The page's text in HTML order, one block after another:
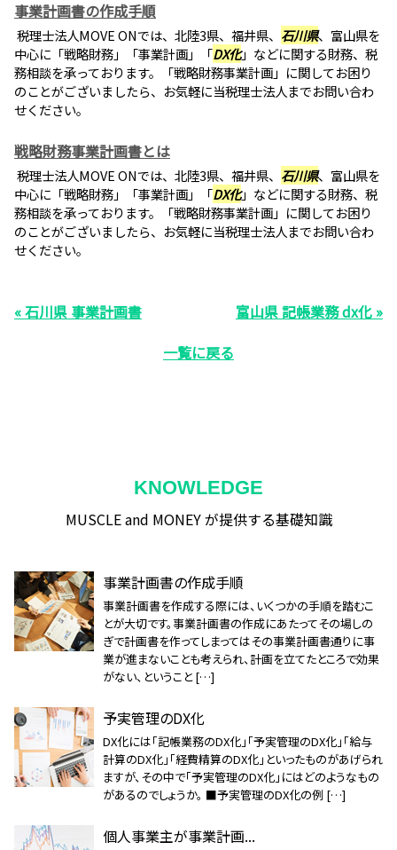
事業計画書の作成手順
税理士法人MOVE ONでは、北陸3県、福井県、 石川県、富山県を
中心に「戦略財務」「事業計画」「DX化」などに関する財務、税
務相談を承っております。「戦略財務事業計画」に関してお困り
のことがございましたら、お気軽に当税理士法人までお問い合わ
せください。
戦略財務事業計画書とは
税理士法人MOVE ONでは、北陸3県、福井県、 石川県、富山県を
中心に「戦略財務」「事業計画」「DX化」などに関する財務、税
務相談を承っております。「戦略財務事業計画」に関してお困り
のことがございましたら、お気軽に当税理士法人までお問い合わ
せください。
« 石川県 事業計画書
富山県 記帳業務 dx化 »
一覧に戻る
KNOWLEDGE
MUSCLE and MONEY が提供する基礎知識
事業計画書の作成手順
事業計画書を作成する際には、いくつかの手順を踏むこ
とが大切です。事業計画書の作成にあたってその場しの
ぎで計画書を作ってしまってはその事業計画書通りに事
業が進まないことも考えられ、計画を立てたところで効果
がない、ということ […]
予実管理のDX化
DX化には「記帳業務のDX化」「予実管理のDX化」「給与
計算のDX化」「経費精算のDX化」といったものがあげられ
ますが、その中で「予実管理のDX化」にはどのようなもの
があるのでしょうか。 ■予実管理のDX化の例 […]
個人事業主が事業計画...